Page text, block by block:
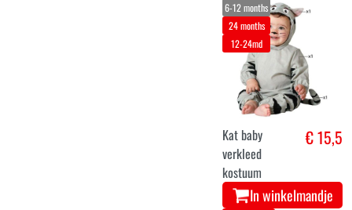
6-12 months
24 months
12-24md
Kat baby
verkleed
kostuum
€ 15,5
In winkelmandje